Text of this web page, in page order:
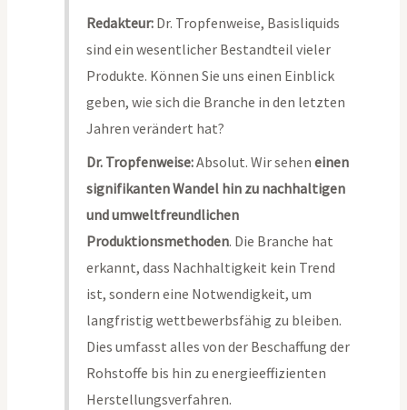
Redakteur:Dr. Tropfenweise, Basisliquids
sind ein wesentlicher Bestandteil vieler
Produkte. Können Sie uns einen Einblick
geben, wie sich die Branche in den letzten
Jahren verändert hat?
Dr. Tropfenweise:Absolut. Wir sehen einen
signifikanten Wandel hin zu nachhaltigen
und umweltfreundlichen
Produktionsmethoden. Die Branche hat
erkannt, dass Nachhaltigkeit kein Trend
ist, sondern eine Notwendigkeit, um
langfristig wettbewerbsfähig zu bleiben.
Dies umfasst alles von der Beschaffung der
Rohstoffe bis hin zu energieeffizienten
Herstellungsverfahren.